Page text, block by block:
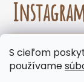
S cieľom
používame
mesiacov